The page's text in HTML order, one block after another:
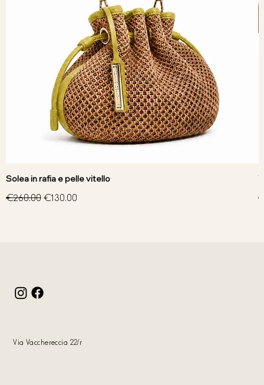
Solea in rafia e pelle vitello
Regular Price
€260.00Sale Price
€130.00
Via Vacchereccia 22/r